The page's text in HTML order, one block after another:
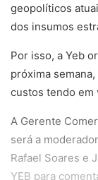
geopolíticos
dos insumos
Por isso, a Yeb
próxima
custos tendo em
A Gerente
será a
Rafael Soares e
YEB para